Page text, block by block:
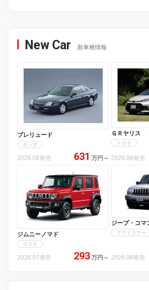
New Car 新車種情報
プレリュード
ホンダ
2026.08発売 631 万円 ～
ＧＲヤリス
トヨタ
2026.08発売
ジムニーノマド
スズキ
2026.07発売 293 万円 ～
ジープ・コマ
クライスラー
2026.06発売